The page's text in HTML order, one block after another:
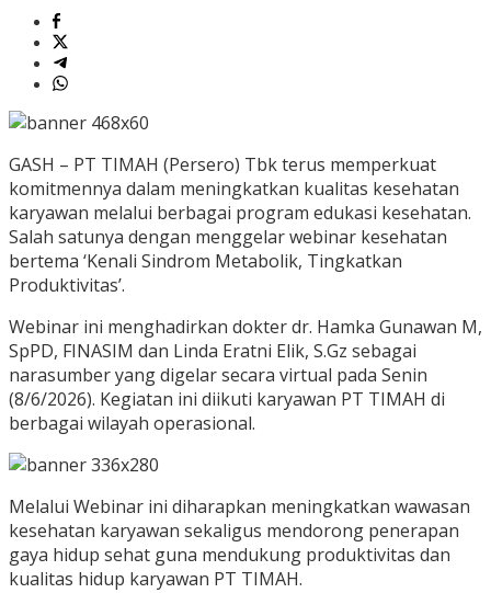
GASH – PT TIMAH (Persero) Tbk terus memperkuat
komitmennya dalam meningkatkan kualitas kesehatan
karyawan melalui berbagai program edukasi kesehatan.
Salah satunya dengan menggelar webinar kesehatan
bertema ‘Kenali Sindrom Metabolik, Tingkatkan
Produktivitas’.
Webinar ini menghadirkan dokter dr. Hamka Gunawan M,
SpPD, FINASIM dan Linda Eratni Elik, S.Gz sebagai
narasumber yang digelar secara virtual pada Senin
(8/6/2026). Kegiatan ini diikuti karyawan PT TIMAH di
berbagai wilayah operasional.
Melalui Webinar ini diharapkan meningkatkan wawasan
kesehatan karyawan sekaligus mendorong penerapan
gaya hidup sehat guna mendukung produktivitas dan
kualitas hidup karyawan PT TIMAH.